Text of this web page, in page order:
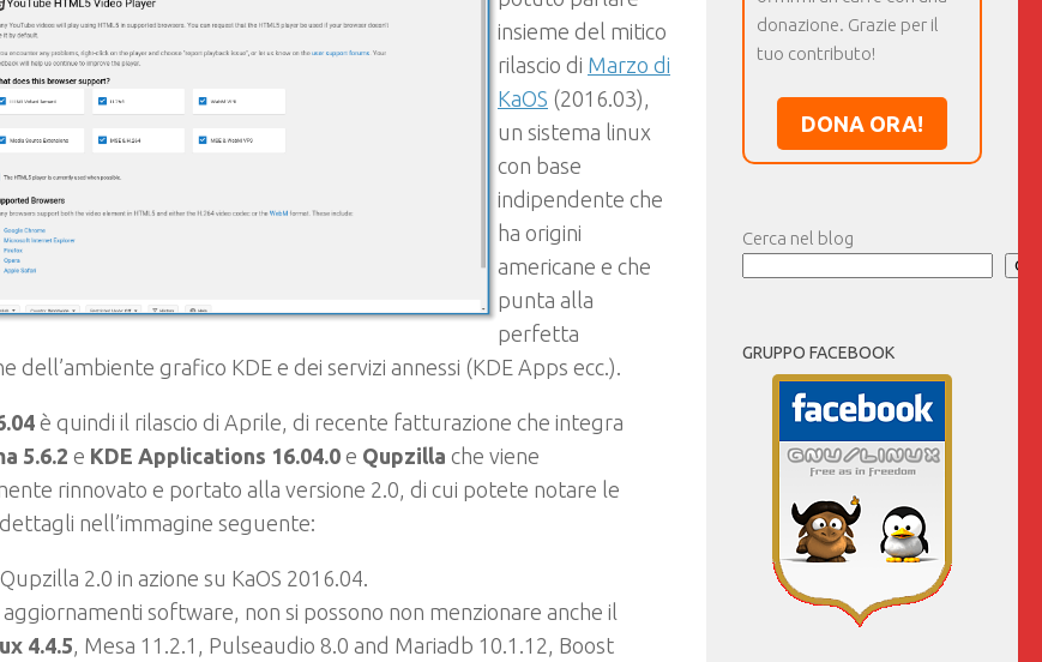
insieme del mitico
rilascio di Marzo di
KaOS (2016.03),
un sistema linux
con base
indipendente che
ha origini
americane e che
punta alla
perfetta
dell’ambiente grafico KDE e dei servizi annessi (KDE Apps ecc.).
è quindi il rilascio di Aprile, di recente fatturazione che integra
5.6.2 e KDE Applications 16.04.0 e Qupzilla che viene
rinnovato e portato alla versione 2.0, di cui potete notare le
nell’immagine seguente:
2.0 in azione su KaOS 2016.04.
software, non si possono non menzionare anche il
4.4.5, Mesa 11.2.1, Pulseaudio 8.0 and Mariadb 10.1.12, Boost
donazione. Grazie per il
tuo contributo!
DONA ORA!
Cerca nel blog
GRUPPO FACEBOOK